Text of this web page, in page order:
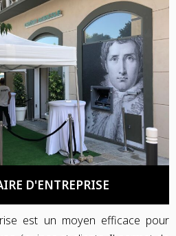
D'ENTREPRISE
est un moyen efficace pour